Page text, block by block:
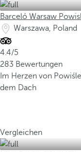
Barceló Warsaw
Warszawa, Poland
4.4/5
283 Bewertungen
Im Herzen von Powiśle
dem Dach
Vergleichen